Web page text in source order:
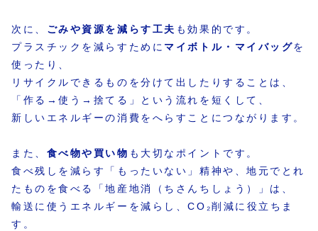
次に、 ごみや資源を減らす工夫 も効果的です。
プラスチックを減らすために マイボトル・マイバッグを
使ったり、
リサイクルできるものを分けて出したりすることは、
「作る→使う→捨てる」という流れを短くして、
新しいエネルギーの消費をへらすことにつながります。
また、 食べ物や買い物 も大切なポイントです。
食べ残しを減らす「もったいない」精神や、地元でとれ
たものを食べる「地産地消（ちさんちしょう）」は、
輸送に使うエネルギーを減らし、CO₂削減に役立ちま
す。